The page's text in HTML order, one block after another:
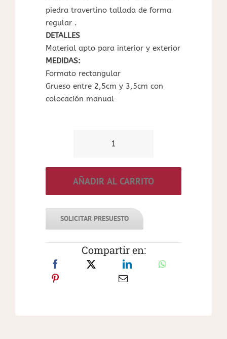
piedra travertino tallada de forma
regular .
DETALLES
Material apto para interior y exterior
MEDIDAS:
Formato rectangular
Grueso entre 2,5cm y 3,5cm con
colocación manual
MAMPOSTERÍA
ORO
AÑADIR AL CARRITO
SOLICITAR PRESUESTO
Compartir en: